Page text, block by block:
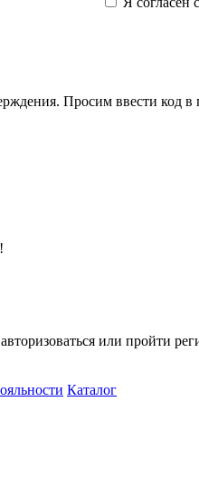
Просим ввести код в
или пройти
Каталог